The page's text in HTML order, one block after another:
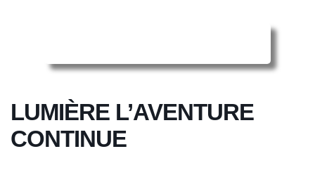
LUMIÈRE L’AVENTURE
CONTINUE